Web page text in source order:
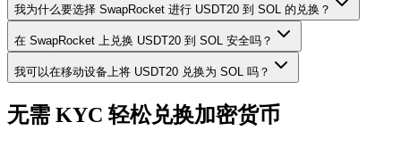
我为什么要选择 SwapRocket 进行 USDT20 到 SOL 的兑换？
在 SwapRocket 上兑换 USDT20 到 SOL 安全吗？
我可以在移动设备上将 USDT20 兑换为 SOL 吗？
无需 KYC 轻松兑换加密货币